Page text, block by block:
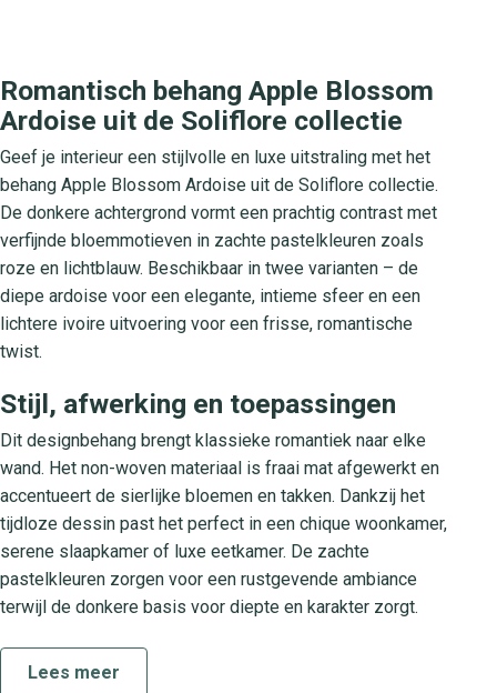
Romantisch behang Apple Blossom
Ardoise uit de Soliflore collectie
Geef je interieur een stijlvolle en luxe uitstraling met het
behang Apple Blossom Ardoise uit de Soliflore collectie.
De donkere achtergrond vormt een prachtig contrast met
verfijnde bloemmotieven in zachte pastelkleuren zoals
roze en lichtblauw. Beschikbaar in twee varianten – de
diepe ardoise voor een elegante, intieme sfeer en een
lichtere ivoire uitvoering voor een frisse, romantische
twist.
Stijl, afwerking en toepassingen
Dit designbehang brengt klassieke romantiek naar elke
wand. Het non-woven materiaal is fraai mat afgewerkt en
accentueert de sierlijke bloemen en takken. Dankzij het
tijdloze dessin past het perfect in een chique woonkamer,
serene slaapkamer of luxe eetkamer. De zachte
pastelkleuren zorgen voor een rustgevende ambiance
terwijl de donkere basis voor diepte en karakter zorgt.
Soliflore collectie
Lees meer